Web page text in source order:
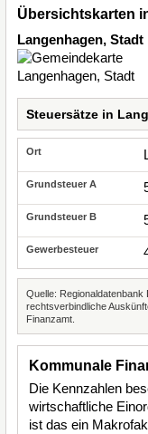
Übersichtskarten
Langenhagen, Stadt
Steuersätze in
Quelle:
rechtsverbindliche
Finanzamt.
Kommunale
Die Kennzahlen
wirtschaftliche
ist das ein